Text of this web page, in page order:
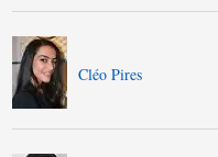
Cléo Pires